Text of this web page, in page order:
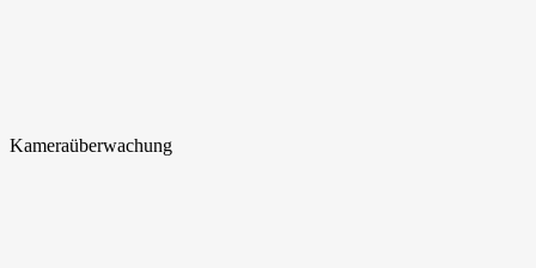
Kameraüberwachung